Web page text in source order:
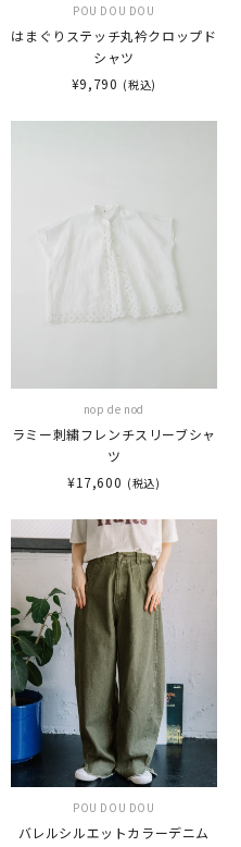
POU DOU DOU
はまぐりステッチ丸衿クロップド
シャツ
¥9,790 (税込)
nop de nod
ラミー刺繍フレンチスリーブシャ
ツ
¥17,600 (税込)
POU DOU DOU
バレルシルエットカラーデニム